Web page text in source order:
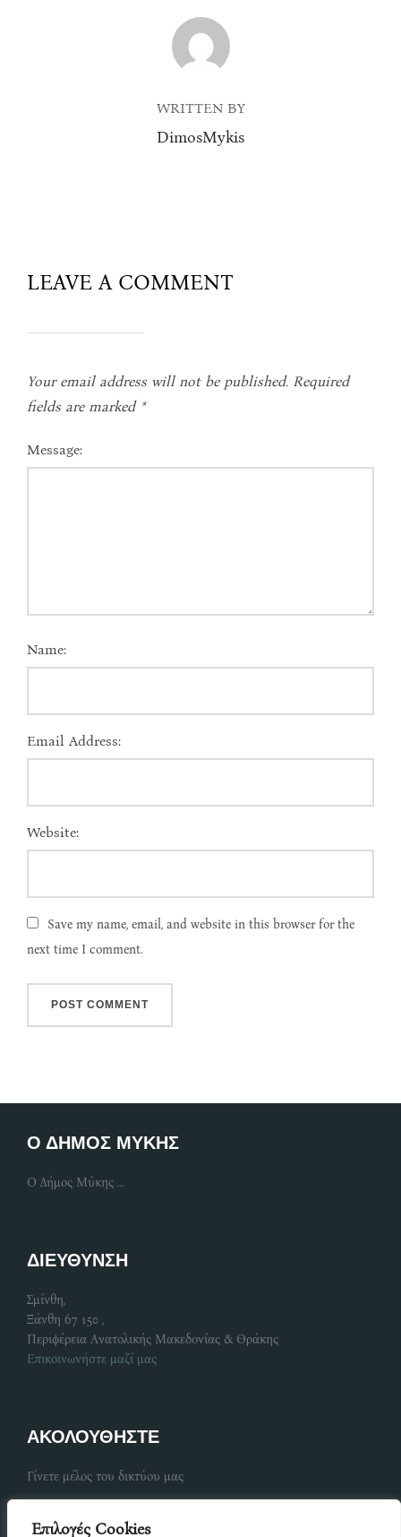
Επιλογές Cookies
POST AUTHOR
WRITTEN BY
DimosMykis
LEAVE A COMMENT
Your email address will not be published. Required
fields are marked *
Message:
Name:
Email Address:
Website:
Save my name, email, and website in this browser for the
next time I comment.
Ο ΔΗΜΟΣ ΜΥΚΗΣ
Ο Δήμος Μύκης ...
ΔΙΕΥΘΥΝΣΗ
Σμίνθη,
Ξάνθη 67 150 ,
Περιφέρεια Ανατολικής Μακεδονίας & Θράκης
Επικοινωνήστε μαζί μας
ΑΚΟΛΟΥΘΗΣΤΕ
Γίνετε μέλος του δικτύου μας